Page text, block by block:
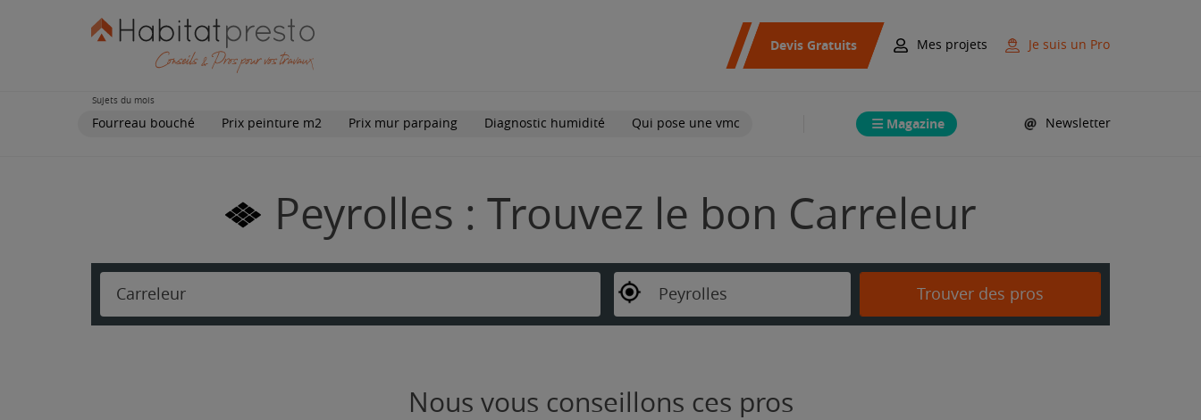
Devis Gratuits Mes projets Je suis un Pro
Sujets du mois
Fourreau bouché Prix peinture m2 Prix mur parpaing Diagnostic humidité Qui pose une vmc Magazine Newsletter
Peyrolles : Trouvez le bon Carreleur
Carreleur Peyrolles Trouver des pros
Nous vous conseillons ces pros